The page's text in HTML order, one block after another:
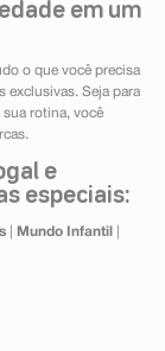
em um
o que você precisa
exclusivas. Seja para
sua rotina, você
e
especiais:
| Mundo Infantil